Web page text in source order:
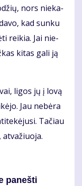
nors nie­ka­
kad sun­ku
rei­kia. Jai nie­
ki­tas ga­li ją
li­gos jų į lo­vą
Jau ne­bė­ra
Ta­čiau
pa­neš­ti